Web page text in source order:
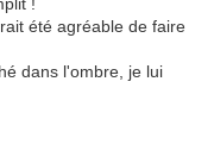
été agréable de faire
dans l'ombre, je lui